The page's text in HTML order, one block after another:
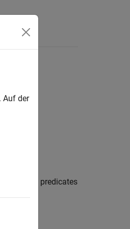
Answers
contains predicates
Auf der